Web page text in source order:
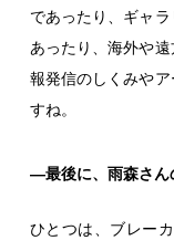
であったり、ギャ
あったり、海外や
報発信のしくみや
すね。
―最後に、雨森さん
ひとつは、ブレー